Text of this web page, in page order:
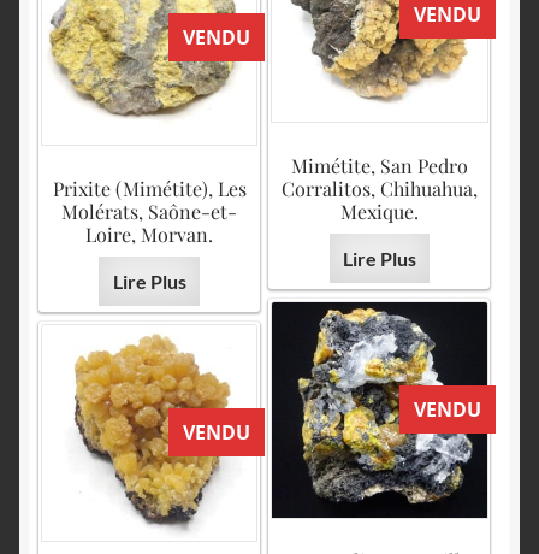
VENDU
Mimétite, San Pedro
Corralitos, Chihuahua,
Mexique.
Lire Plus
VENDU
Prixite (Mimétite), Les
Molérats, Saône-et-
Loire, Morvan.
Lire Plus
VENDU
VENDU